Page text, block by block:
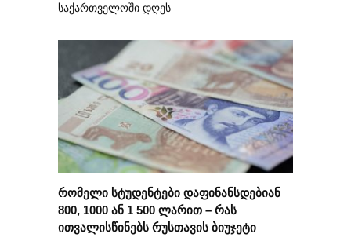
საქართველოში დღეს
რომელი სტუდენტები დაფინანსდებიან
800, 1000 ან 1 500 ლარით – რას
ითვალისწინებს რუსთავის ბიუჯეტი